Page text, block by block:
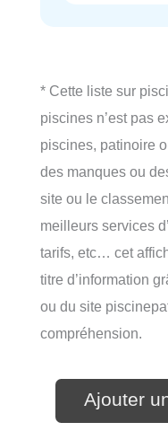
* Cette liste sur
piscines n’est pas
piscines, patinoire
des manques ou
site ou le
meilleurs services
tarifs, etc… cet
titre d’information
ou du site
compréhension.
Ajouter